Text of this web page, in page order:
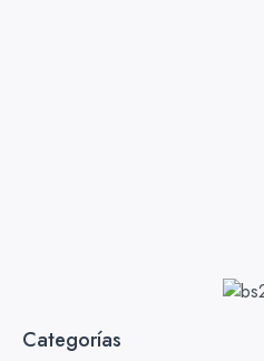
Categorías